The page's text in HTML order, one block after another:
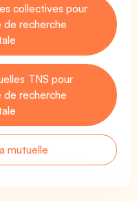
collectives pour
de recherche
TNS pour
de recherche
mutuelle